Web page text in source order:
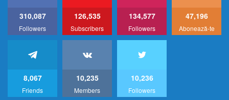
310,087
Followers
126,535
Subscribers
134,577
Followers
47,196
Abonează-te
8,067
Friends
10,235
Members
10,236
Followers